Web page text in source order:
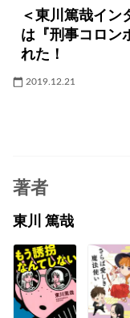
＜東川篤哉イン
は『刑事コロン
れた！
2019.12.21
著者
東川 篤哉